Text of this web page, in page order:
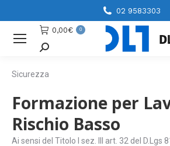
02 9583303
0,00€ 0
Cerca
Sicurezza
Formazione per
Rischio Basso
Ai sensi del Titolo I sez. III art. 32 del D.Lgs